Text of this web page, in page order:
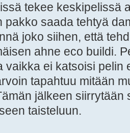
tekee keskipelissä
pakko saada tehtyä
joko siihen, että
ahne eco buildi.
vaikka ei katsoisi pelin
tapahtuu mitään
jälkeen siirrytään
taisteluun.